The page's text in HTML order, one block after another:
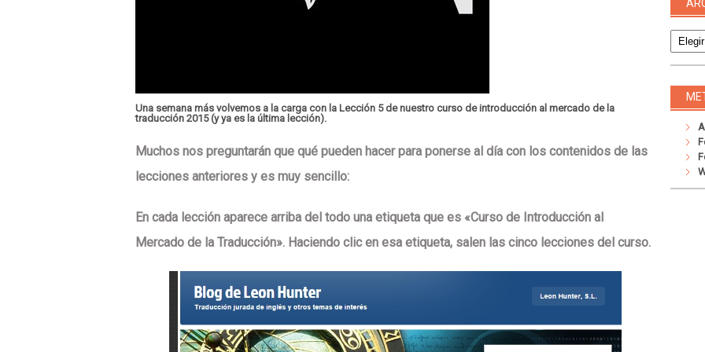
Una semana más volvemos a la carga con la Lección 5 de nuestro curso de introducción al mercado de la
traducción 2015 (y ya es la última lección).
Muchos nos preguntarán que qué pueden hacer para ponerse al día con los contenidos de las
lecciones anteriores y es muy sencillo:
En cada lección aparece arriba del todo una etiqueta que es «Curso de Introducción al
Mercado de la Traducción». Haciendo clic en esa etiqueta, salen las cinco lecciones del curso.